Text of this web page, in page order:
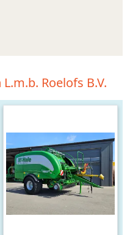
Roelofs B.V.